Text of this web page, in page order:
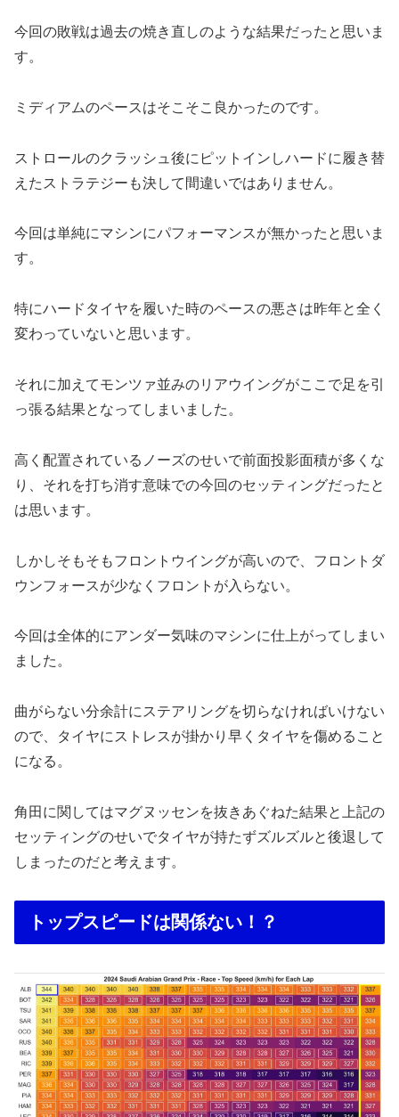
今回の敗戦は過去の焼き直しのような結果だったと思いま
す。
ミディアムのペースはそこそこ良かったのです。
ストロールのクラッシュ後にピットインしハードに履き替
えたストラテジーも決して間違いではありません。
今回は単純にマシンにパフォーマンスが無かったと思いま
す。
特にハードタイヤを履いた時のペースの悪さは昨年と全く
変わっていないと思います。
それに加えてモンツァ並みのリアウイングがここで足を引
っ張る結果となってしまいました。
高く配置されているノーズのせいで前面投影面積が多くな
り、それを打ち消す意味での今回のセッティングだったと
は思います。
しかしそもそもフロントウイングが高いので、フロントダ
ウンフォースが少なくフロントが入らない。
今回は全体的にアンダー気味のマシンに仕上がってしまい
ました。
曲がらない分余計にステアリングを切らなければいけない
ので、タイヤにストレスが掛かり早くタイヤを傷めること
になる。
角田に関してはマグヌッセンを抜きあぐねた結果と上記の
セッティングのせいでタイヤが持たずズルズルと後退して
しまったのだと考えます。
トップスピードは関係ない！？